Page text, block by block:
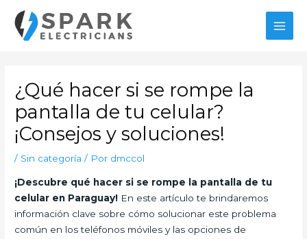
contenido
¿Qué hacer si se rompe la
pantalla de tu celular?
¡Consejos y soluciones!
/ Sin categoría / Por dmccol
¡Descubre qué hacer si se rompe la pantalla de tu
celular en Paraguay! En este artículo te brindaremos
información clave sobre cómo solucionar este problema
común en los teléfonos móviles y las opciones de